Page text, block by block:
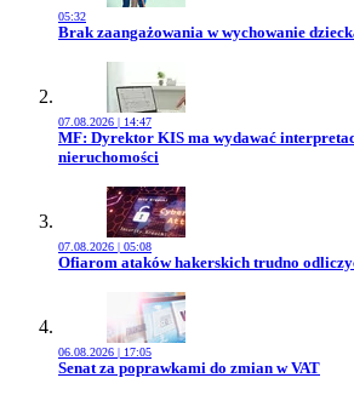
05:32
Przejdź do artykułu:
Brak zaangażowania w wychowanie
07.08.2026 | 14:47
Przejdź do artykułu:
MF: Dyrektor KIS ma wydawać
nieruchomości
07.08.2026 | 05:08
Przejdź do artykułu:
Ofiarom ataków hakerskich trudno
06.08.2026 | 17:05
Przejdź do artykułu:
Senat za poprawkami do zmian w VAT